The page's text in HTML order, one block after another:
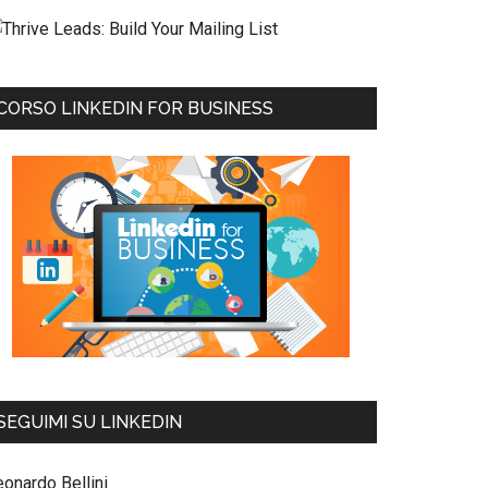
LINKEDIN FOR BUSINESS
SU LINKEDIN
Bellini